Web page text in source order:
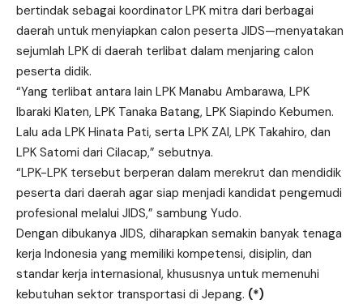
bertindak sebagai koordinator LPK mitra dari berbagai
daerah untuk menyiapkan calon peserta JIDS—menyatakan
sejumlah LPK di daerah terlibat dalam menjaring calon
peserta didik.
“Yang terlibat antara lain LPK Manabu Ambarawa, LPK
Ibaraki Klaten, LPK Tanaka Batang, LPK Siapindo Kebumen.
Lalu ada LPK Hinata Pati, serta LPK ZAI, LPK Takahiro, dan
LPK Satomi dari Cilacap,” sebutnya.
“LPK-LPK tersebut berperan dalam merekrut dan mendidik
peserta dari daerah agar siap menjadi kandidat pengemudi
profesional melalui JIDS,” sambung Yudo.
Dengan dibukanya JIDS, diharapkan semakin banyak tenaga
kerja Indonesia yang memiliki kompetensi, disiplin, dan
standar kerja internasional, khususnya untuk memenuhi
kebutuhan sektor transportasi di Jepang. (*)